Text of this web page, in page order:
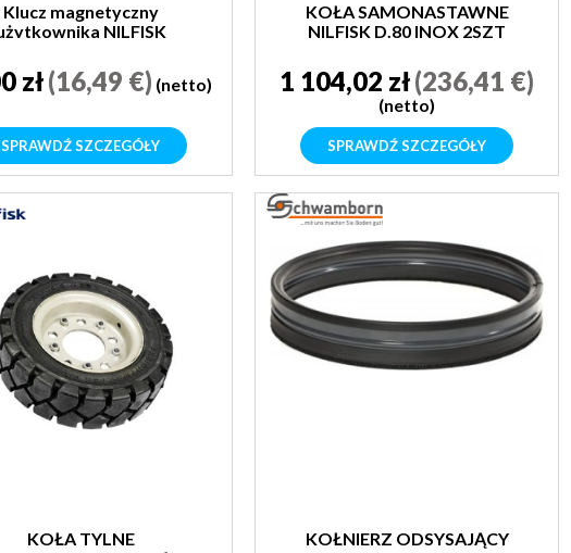
Klucz magnetyczny
NILFISK
zł(16,49 €) (netto)
SPRAWDŹ SZCZEGÓŁY
KOŁA SAMONASTAWNE
NILFISK D.80 INOX 2SZT
1 104,02 zł(236,41 €)
(netto)
SPRAWDŹ SZCZEGÓŁY
KOŁA TYLNE
KOŁNIERZ ODSYSAJĄCY